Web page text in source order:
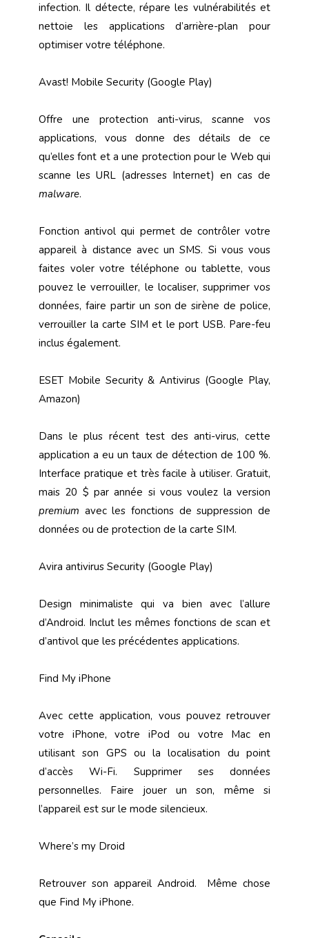
infection. Il détecte, répare les vulnérabilités et
nettoie les applications d’arrière-plan pour
optimiser votre téléphone.
Avast! Mobile Security (Google Play)
Offre une protection anti-virus, scanne vos
applications, vous donne des détails de ce
qu’elles font et a une protection pour le Web qui
scanne les URL (adresses Internet) en cas de
malware.
Fonction antivol qui permet de contrôler votre
appareil à distance avec un SMS. Si vous vous
faites voler votre téléphone ou tablette, vous
pouvez le verrouiller, le localiser, supprimer vos
données, faire partir un son de sirène de police,
verrouiller la carte SIM et le port USB. Pare-feu
inclus également.
ESET Mobile Security & Antivirus (Google Play,
Amazon)
Dans le plus récent test des anti-virus, cette
application a eu un taux de détection de 100 %.
Interface pratique et très facile à utiliser. Gratuit,
mais 20 $ par année si vous voulez la version
premium avec les fonctions de suppression de
données ou de protection de la carte SIM.
Avira antivirus Security (Google Play)
Design minimaliste qui va bien avec l’allure
d’Android. Inclut les mêmes fonctions de scan et
d’antivol que les précédentes applications.
Find My iPhone
Avec cette application, vous pouvez retrouver
votre iPhone, votre iPod ou votre Mac en
utilisant son GPS ou la localisation du point
d’accès Wi-Fi. Supprimer ses données
personnelles. Faire jouer un son, même si
l’appareil est sur le mode silencieux.
Where’s my Droid
Retrouver son appareil Android. Même chose
que Find My iPhone.